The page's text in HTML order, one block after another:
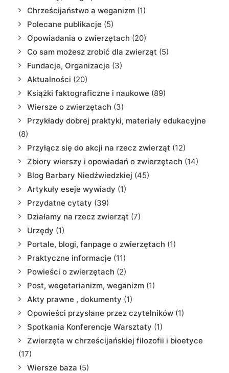
Chrześcijaństwo a weganizm (1)
Polecane publikacje (5)
Opowiadania o zwierzętach (20)
Co sam możesz zrobić dla zwierząt (5)
Fundacje, Organizacje (3)
Aktualności (20)
Książki faktograficzne i naukowe (89)
Wiersze o zwierzętach (3)
Przykłady dobrej praktyki, materiały edukacyjne
(8)
Przyłącz się do akcji na rzecz zwierząt (12)
Zbiory wierszy i opowiadań o zwierzętach (14)
Blog Barbary Niedźwiedzkiej (45)
Artykuły eseje wywiady (1)
Przydatne cytaty (39)
Działamy na rzecz zwierząt (7)
Urzędy (1)
Portale, blogi, fanpage o zwierzętach (1)
Praktyczne informacje (11)
Powieści o zwierzętach (2)
Post, wegetarianizm, weganizm (1)
Akty prawne , dokumenty (1)
Opowieści przysłane przez czytelników (1)
Spotkania Konferencje Warsztaty (1)
Zwierzęta w chrześcijańskiej filozofii i bioetyce
(17)
Wiersze baza (5)